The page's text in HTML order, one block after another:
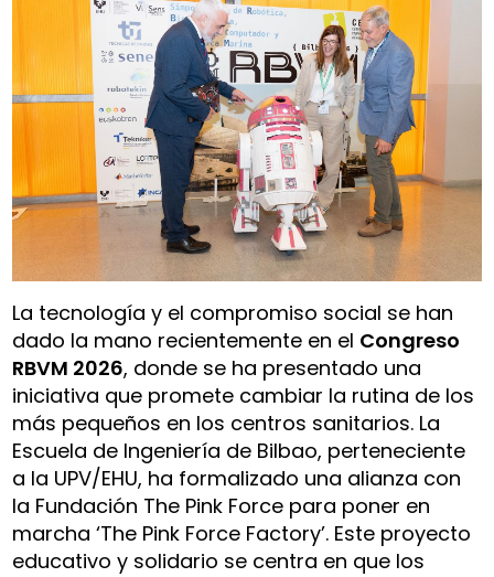
La tecnología y el compromiso social se han
dado la mano recientemente en el Congreso
RBVM 2026, donde se ha presentado una
iniciativa que promete cambiar la rutina de los
más pequeños en los centros sanitarios. La
Escuela de Ingeniería de Bilbao, perteneciente
a la UPV/EHU, ha formalizado una alianza con
la Fundación The Pink Force para poner en
marcha ‘The Pink Force Factory’. Este proyecto
educativo y solidario se centra en que los